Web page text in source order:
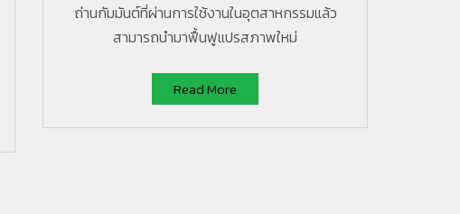
ถ่านกัมมันต์ที่ผ่านการใช้งานในอุตสาหกรรมแล้ว
สามารถนำมาฟื้นฟูแปรสภาพใหม่
Read More